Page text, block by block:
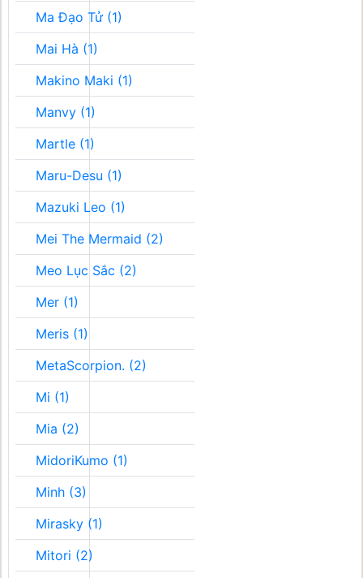
Ma Đạo Tử (1)
Mai Hà (1)
Makino Maki (1)
Manvy (1)
Martle (1)
Maru-Desu (1)
Mazuki Leo (1)
Mei The Mermaid (2)
Meo Lục Sắc (2)
Mer (1)
Meris (1)
MetaScorpion. (2)
Mi (1)
Mia (2)
MidoriKumo (1)
Minh (3)
Mirasky (1)
Mitori (2)